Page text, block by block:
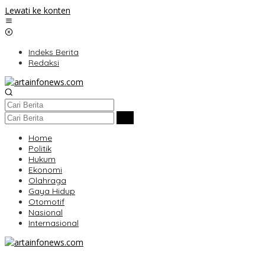
Lewati ke konten
Indeks Berita
Redaksi
Home
Politik
Hukum
Ekonomi
Olahraga
Gaya Hidup
Otomotif
Nasional
Internasional